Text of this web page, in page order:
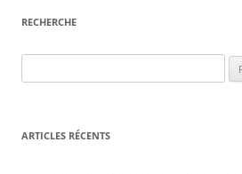
RECHERCHE
ARTICLES RÉCENTS